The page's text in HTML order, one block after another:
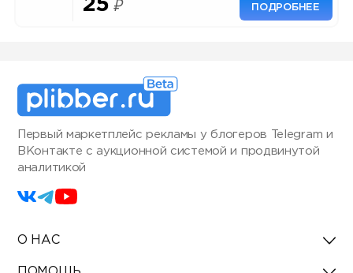
25 ₽ ПОДРОБНЕЕ
Первый маркетплейс рекламы у блогеров Telegram и
ВКонтакте с аукционной системой и продвинутой
аналитикой
О НАС